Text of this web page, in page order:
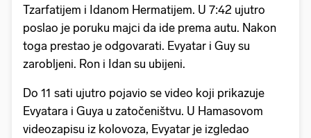
Tzarfatijem i Idanom Hermatijem. U 7:42 ujutro
poslao je poruku majci da ide prema autu. Nakon
toga prestao je odgovarati. Evyatar i Guy su
zarobljeni. Ron i Idan su ubijeni.
Do 11 sati ujutro pojavio se video koji prikazuje
Evyatara i Guya u zatočeništvu. U Hamasovom
videozapisu iz kolovoza, Evyatar je izgledao